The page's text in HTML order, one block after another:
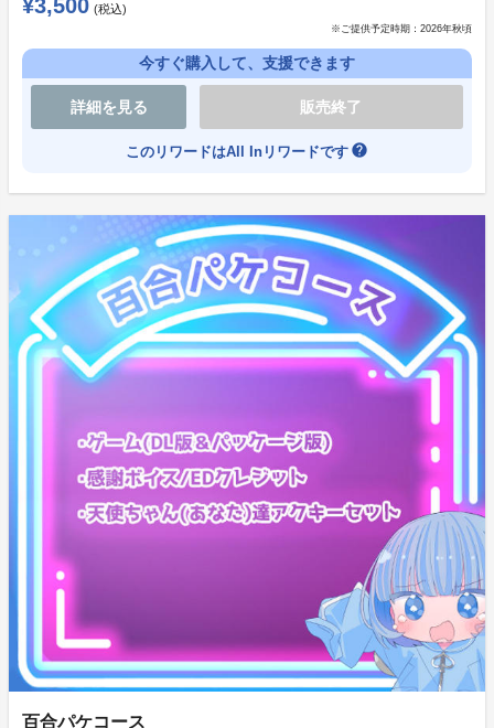
らぶ／アリッサのカップリング相手、三嶋／ひつじとし
て過ごすひととき。
場所やシチュエーションの選択など、個別ならではのカ
スタマイズ付き。
らぶ／アリッサそれぞれの特別な『シチュエーションA
SMR』をお楽しみください。
.wavでご視聴いただけます。
にご回答ください)
◯らぶ
・キャラクター①(択一式)：お酒あり(ハイテンション)
・キャラクター②(択一式)：受け／攻め
・シチュエーション(択一式)：密着イチャイチャ／添い
寝／耳かき／デート／寝てる三嶋に独り言を呟く
・場所(択一式)：部屋の中／温水プール／お風呂／ロマ
ンチックな場所
・言わせたいセリフ(自由テキスト式)：50字以内
¥3,500 (税込)
※ご提供予定時期： 2026年秋頃
今すぐ購入して、支援できます
詳細を見る 販売終了
このリワードはAll Inリワードです help
百合パケコース